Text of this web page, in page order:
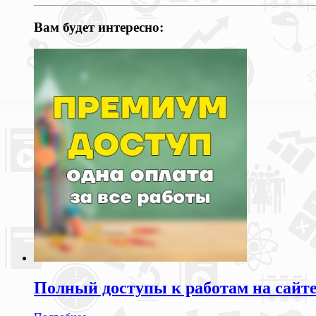
Вам будет интересно:
Полный доступы к работам на